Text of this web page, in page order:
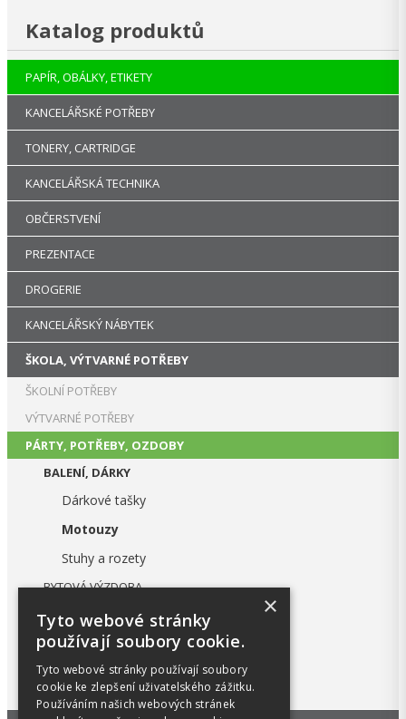
Katalog produktů
PAPÍR, OBÁLKY, ETIKETY
KANCELÁŘSKÉ POTŘEBY
TONERY, CARTRIDGE
KANCELÁŘSKÁ TECHNIKA
OBČERSTVENÍ
PREZENTACE
DROGERIE
KANCELÁŘSKÝ NÁBYTEK
ŠKOLA, VÝTVARNÉ POTŘEBY
ŠKOLNÍ POTŘEBY
VÝTVARNÉ POTŘEBY
PÁRTY, POTŘEBY, OZDOBY
BALENÍ, DÁRKY
Dárkové tašky
Motouzy
Stuhy a rozety
BYTOVÁ VÝZDOBA
BALÓNKY
LAMPIÓNY
MASKY
PÁRTY VÝZDOBA
×
Tyto webové stránky
používají soubory cookie.
Tyto webové stránky používají soubory
cookie ke zlepšení uživatelského zážitku.
Používáním našich webových stránek